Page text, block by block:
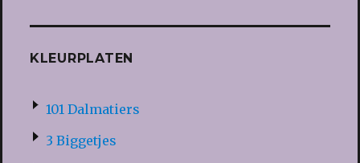
KLEURPLATEN
101 Dalmatiers
3 Biggetjes